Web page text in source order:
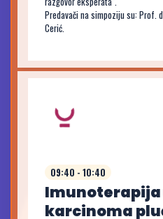
Predavači na simpoziju su: Prof.
Cerić.
09:40 - 10:40
karcinoma